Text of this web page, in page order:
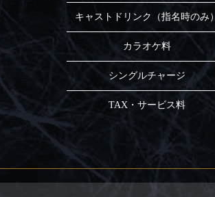
キャストドリンク（指名時のみ）
カラオケ料
シングルチャージ
TAX・サービス料